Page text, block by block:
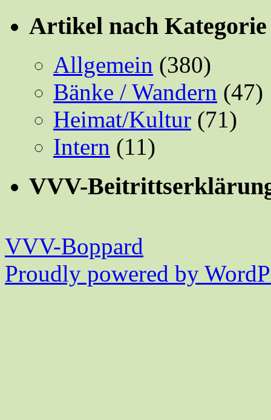
Artikel nach Kategorie
Allgemein (380)
Bänke / Wandern (47)
Heimat/Kultur (71)
Intern (11)
VVV-
VVV-Boppard
Proudly powered by